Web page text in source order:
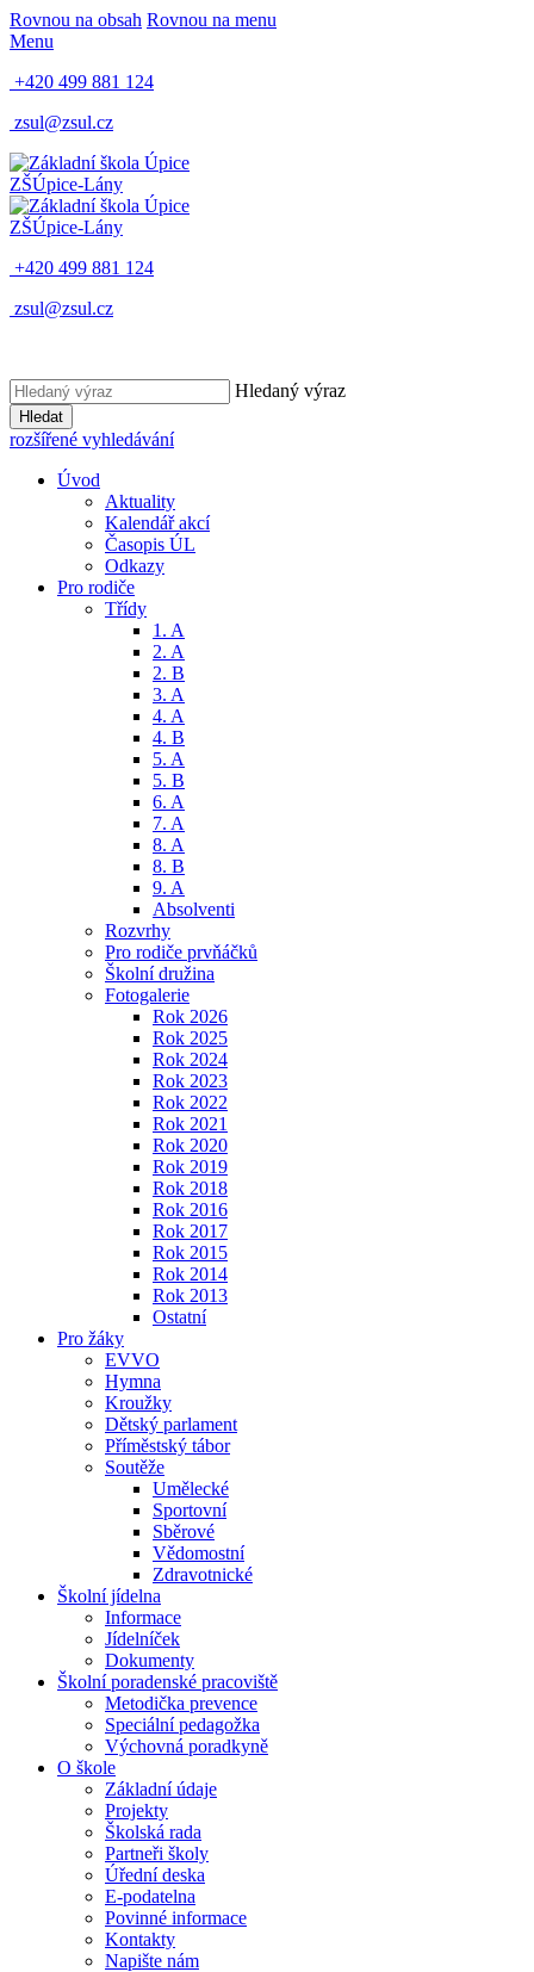
Rovnou na obsah Rovnou na menu
Menu
+420 499 881 124
zsul@zsul.cz
ZŠÚpice-Lány
ZŠÚpice-Lány
+420 499 881 124
zsul@zsul.cz
Hledaný výraz
Hledat
rozšířené vyhledávání
Úvod
Aktuality
Kalendář akcí
Časopis ÚL
Odkazy
Pro rodiče
Třídy
1. A
2. A
2. B
3. A
4. A
4. B
5. A
5. B
6. A
7. A
8. A
8. B
9. A
Absolventi
Rozvrhy
Pro rodiče prvňáčků
Školní družina
Fotogalerie
Rok 2026
Rok 2025
Rok 2024
Rok 2023
Rok 2022
Rok 2021
Rok 2020
Rok 2019
Rok 2018
Rok 2016
Rok 2017
Rok 2015
Rok 2014
Rok 2013
Ostatní
Pro žáky
EVVO
Hymna
Kroužky
Dětský parlament
Příměstský tábor
Soutěže
Umělecké
Sportovní
Sběrové
Vědomostní
Zdravotnické
Školní jídelna
Informace
Jídelníček
Dokumenty
Školní poradenské pracoviště
Metodička prevence
Speciální pedagožka
Výchovná poradkyně
O škole
Základní údaje
Projekty
Školská rada
Partneři školy
Úřední deska
E-podatelna
Povinné informace
Kontakty
Napište nám